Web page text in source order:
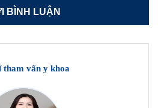
tham vấn y khoa